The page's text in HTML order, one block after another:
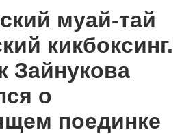
муай-тай
кикбоксинг.
Зайнукова
о
поединке